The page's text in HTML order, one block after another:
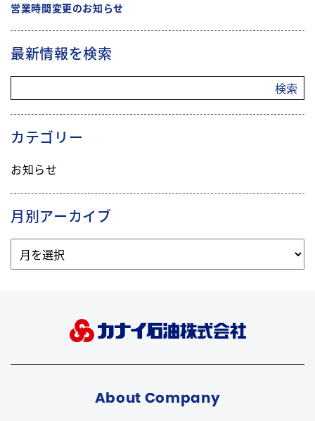
営業時間変更のお知らせ
最新情報を検索
検索
カテゴリー
お知らせ
月別アーカイブ
About Company